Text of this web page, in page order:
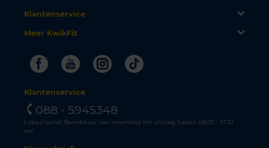
Klantenservice
Meer KwikFit
FacebookYoutubeInstagram
Tiktok
Klantenservice
088 - 5945348
Lokaal tarief. Bereikbaar van maandag t/m vrijdag tussen 08.00 - 17.30
uur.